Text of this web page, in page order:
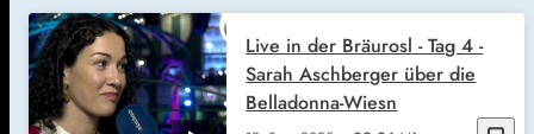
Live in der Bräurosl - Tag 4 -
Sarah Aschberger über die
Belladonna-Wiesn